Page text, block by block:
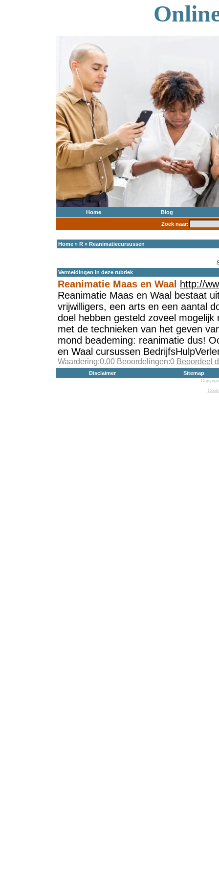
Home
Blog
Zoek naar:
Home » R » Reanimatiecursussen
Vermeldingen in deze rubriek
Reanimatie Maas en Waal
http://
Reanimatie Maas en Waal bestaat
vrijwilligers, een arts en een aantal
doel hebben gesteld zoveel
met de technieken van het geven
mond beademing: reanimatie dus!
en Waal cursussen
Waardering:0.00 Beoordelingen:0 Beoordeel
Disclaimer Sitemap